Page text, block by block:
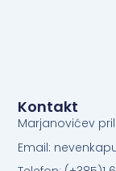
Kontakt
Marjanovićev
Email: